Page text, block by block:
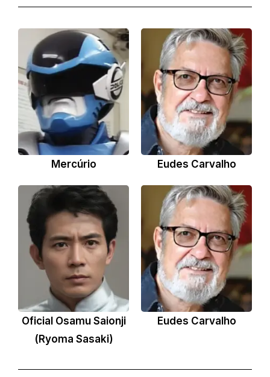
Mercúrio Eudes Carvalho
Oficial Osamu Saionji
(Ryoma Sasaki)
Eudes Carvalho